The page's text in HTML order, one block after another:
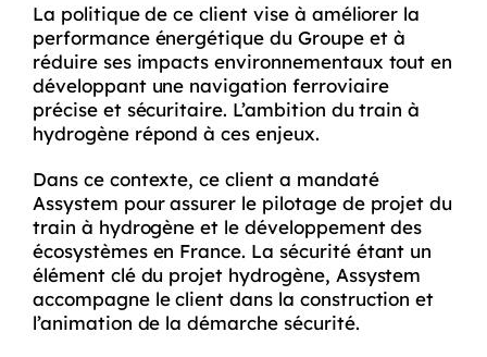
La politique de ce client vise à améliorer la
performance énergétique du Groupe et à
réduire ses impacts environnementaux tout en
développant une navigation ferroviaire
précise et sécuritaire. L’ambition du train à
hydrogène répond à ces enjeux.
Dans ce contexte, ce client a mandaté
Assystem pour assurer le pilotage de projet du
train à hydrogène et le développement des
écosystèmes en France. La sécurité étant un
élément clé du projet hydrogène, Assystem
accompagne le client dans la construction et
l’animation de la démarche sécurité.